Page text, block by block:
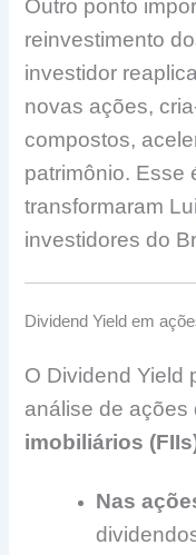
Outro ponto
reinvestimento
investidor
novas ações,
compostos,
patrimônio. Esse
transformaram
investidores do
Dividend Yield em
O Dividend Yield
análise de
imobiliários
Nas